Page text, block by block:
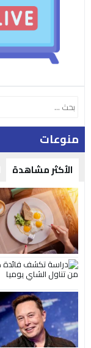
منوعات
الأكثر مشاهدة